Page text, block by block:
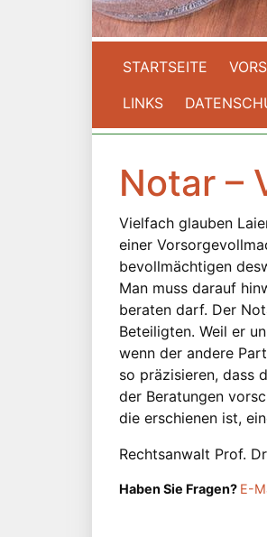
STARTSEITE
LINKS
Notar –
Vielfach glauben
einer
bevollmächtigen
Man muss darauf
beraten darf. Der
Beteiligten. Weil er
wenn der andere
so präzisieren, dass
der Beratungen
die erschienen ist,
Rechtsanwalt Prof.
Haben Sie Fragen? E-